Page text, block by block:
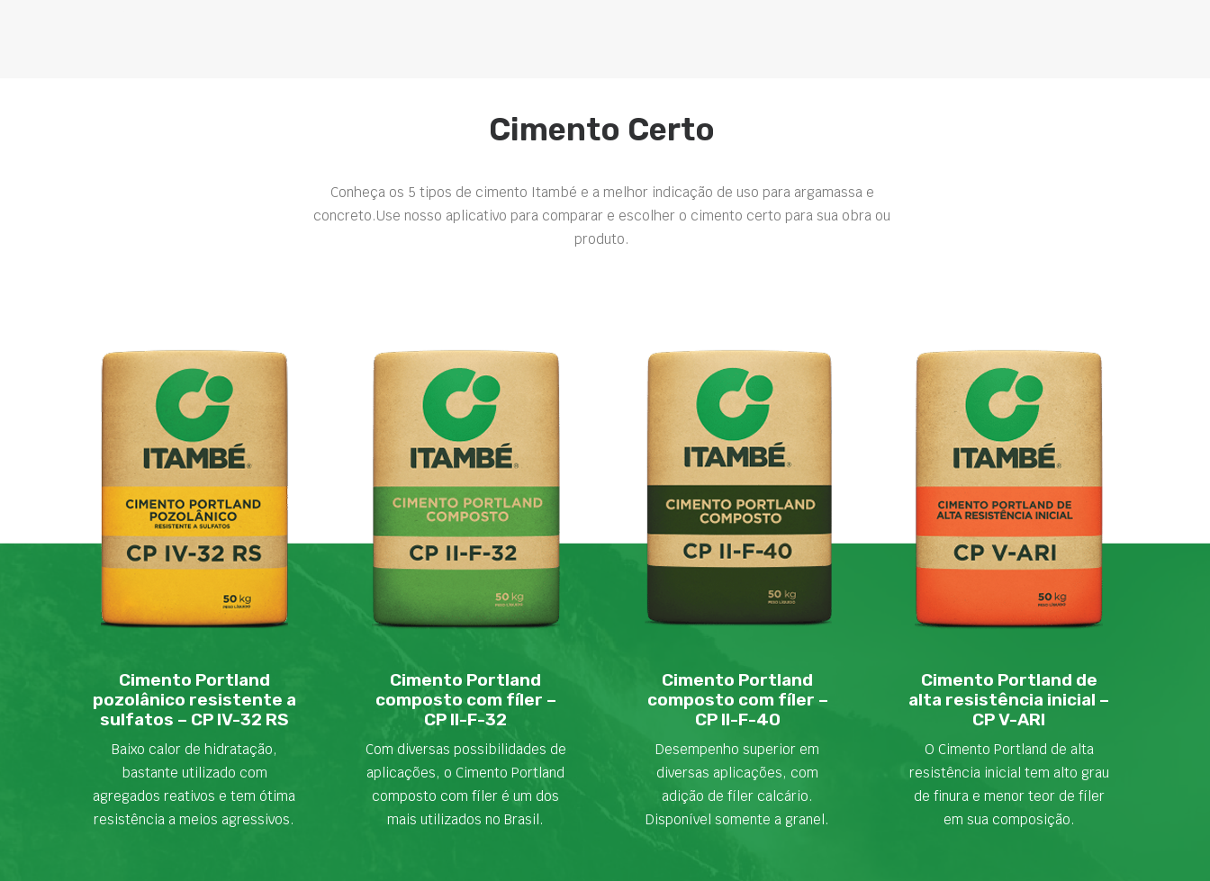
Cimento Certo
Conheça os 5 tipos de cimento Itambé e a melhor indicação de uso para argamassa e
concreto.Use nosso aplicativo para comparar e escolher o cimento certo para sua obra ou
produto.
Cimento Portland
pozolânico resistente a
sulfatos – CP IV-32 RS
Baixo calor de hidratação,
bastante utilizado com
agregados reativos e tem ótima
resistência a meios agressivos.
Cimento Portland
composto com fíler –
CP II-F-32
Com diversas possibilidades de
aplicações, o Cimento Portland
composto com fíler é um dos
mais utilizados no Brasil.
Cimento Portland
composto com fíler –
CP II-F-40
Desempenho superior em
diversas aplicações, com
adição de fíler calcário.
Disponível somente a granel.
Cimento Portland de
alta resistência inicial –
CP V-ARI
O Cimento Portland de alta
resistência inicial tem alto grau
de finura e menor teor de fíler
em sua composição.